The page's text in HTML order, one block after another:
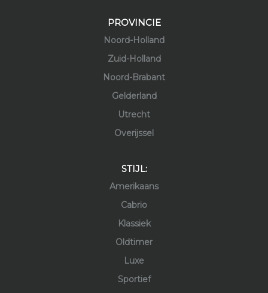
PROVINCIE
Noord-Holland
Zuid-Holland
Noord-Brabant
Gelderland
Utrecht
Overijssel
STIJL:
Amerikaans
Cabrio
Klassiek
Oldtimer
Luxe
Sportief